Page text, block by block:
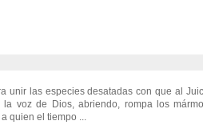
unir las especies desatadas con que al
voz de Dios, abriendo, rompa los
quien el tiempo ...